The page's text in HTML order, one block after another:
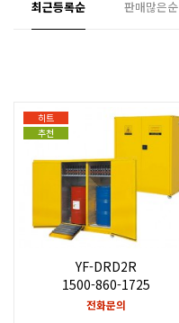
최근등록순 판매많은순
히트
추천
YF-DRD2R
1500-860-1725
전화문의